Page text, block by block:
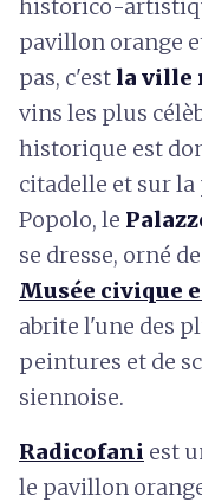
historico-
pavillon orange
pas, c'estla ville
vins les plus
historique est
citadelle et sur
Popolo, le
se dresse, orné
Musée civique
abrite l'une des
peintures et de
siennoise.
Radicofani est
le pavillon